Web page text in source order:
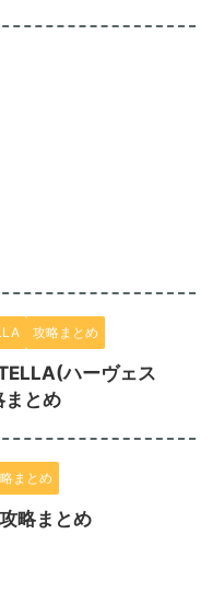
攻略まとめ
ハーヴェス
まとめ
まとめ
略まとめ